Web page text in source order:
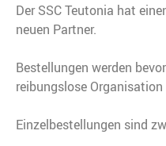
Der SSC Teutonia hat
neuen Partner.
Bestellungen werden
reibungslose
Einzelbestellungen sind